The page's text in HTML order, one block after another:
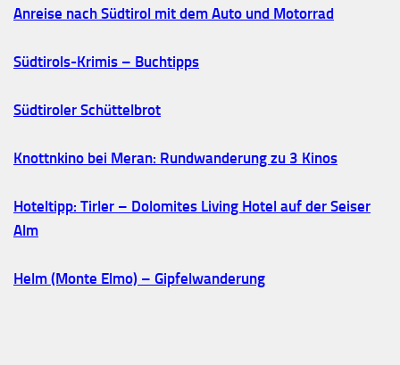
Anreise nach Südtirol mit dem Auto und Motorrad
Südtirols-Krimis – Buchtipps
Südtiroler Schüttelbrot
Knottnkino bei Meran: Rundwanderung zu 3 Kinos
Hoteltipp: Tirler – Dolomites Living Hotel auf der Seiser
Alm
Helm (Monte Elmo) – Gipfelwanderung